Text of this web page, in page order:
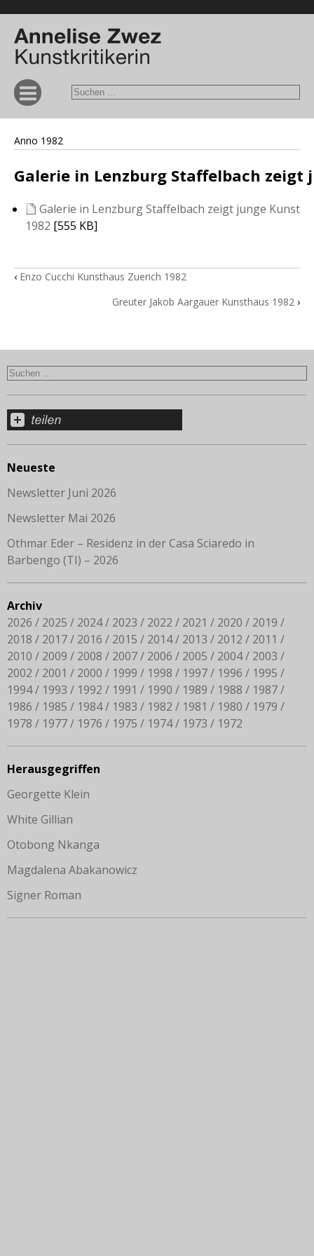
Anno 1982
Galerie in Lenzburg Staffelbach zeigt
Galerie in Lenzburg Staffelbach zeigt junge Kunst
1982 [555 KB]
‹ Enzo Cucchi Kunsthaus Zuerich 1982
Greuter Jakob Aargauer Kunsthaus 1982 ›
Neueste
Newsletter Juni 2026
Newsletter Mai 2026
Othmar Eder – Residenz in der Casa Sciaredo in
Barbengo (TI) – 2026
Archiv
2026
2025 2024 2023 2022 2021 2020
2019
2018
2017 2016 2015 2014 2013 2012
2011
2010
2009 2008 2007 2006 2005 2004
2003
2002
2001 2000 1999 1998 1997 1996
1995
1994
1993 1992 1991 1990 1989 1988
1987
1986
1985 1984 1983 1982 1981 1980
1979
1978
1977 1976 1975 1974 1973 1972
Herausgegriffen
Georgette Klein
White Gillian
Otobong Nkanga
Magdalena Abakanowicz
Signer Roman